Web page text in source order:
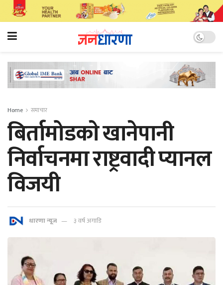
Home समाचार
बिर्तामोडकाे खानेपानी
निर्वाचनमा राष्ट्रवादी प्यानल
विजयी
धारणा न्यूज ३ वर्ष अगाडि